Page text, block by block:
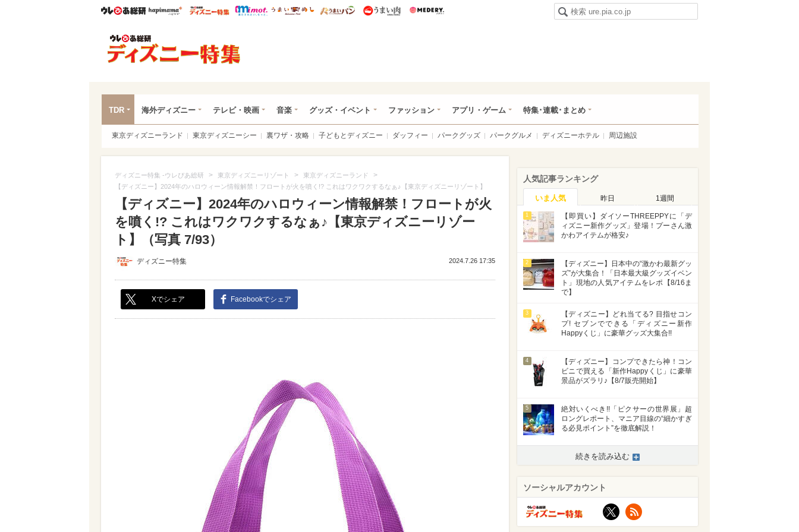
ウレぴあ総研ハピママ* ウレぴあ総研 ディズニー特集
mimot. うまいめし うまいパン うまい肉
TDR 海外ディズニー テレビ・映画 音楽 グッズ・イベント ファッション アプリ・ゲーム 特集･連載･まとめ
東京ディズニーランド 東京ディズニーシー 裏ワザ・攻略 子どもとディズニー ダッフィー パークグッズ パークグルメ ディズニーホテル 周辺施設
ディズニー特集 -ウレぴあ総研 > 東京ディズニーリゾート > 東京ディズニーランド >
【ディズニー】2024年のハロウィーン情報解禁！フロートが火を噴く!? これはワクワクするなぁ♪【東京ディズニーリゾート】
【ディズニー】2024年のハロウィーン情報解禁！フロートが火
を噴く!? これはワクワクするなぁ♪【東京ディズニーリゾー
ト】（写真 7/93）
ディズニー特集 2024.7.26 17:35
Xでシェア Facebookでシェア
人気記事ランキング
いま人気 昨日 1週間
1
【即買い】ダイソーTHREEPPYに「デ
ィズニー新作グッズ」登場！プーさん激
かわアイテムが格安♪
2
【ディズニー】日本中の“激かわ最新グッ
ズ”が大集合！「日本最大級グッズイベン
ト」現地の人気アイテムをレポ【8/16ま
で】
3
【ディズニー】どれ当てる? 目指せコン
プ! セブンでできる「ディズニー新作
Happyくじ」に豪華グッズ大集合!!
4
【ディズニー】コンプできたら神！コン
ビニで買える「新作Happyくじ」に豪華
景品がズラリ♪【8/7販売開始】
5
絶対いくべき!!「ピクサーの世界展」超
ロングレポート、マニア目線の“細かすぎ
る必見ポイント”を徹底解説！
続きを読み込む
ソーシャルアカウント
X